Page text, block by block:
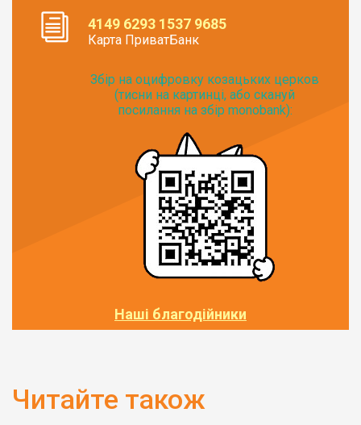
4149 6293 1537 9685
Карта ПриватБанк
Збір на оцифровку козацьких церков
(тисни на картинці, або скануй
посилання на збір monobank):
Наші благодійники
Читайте також